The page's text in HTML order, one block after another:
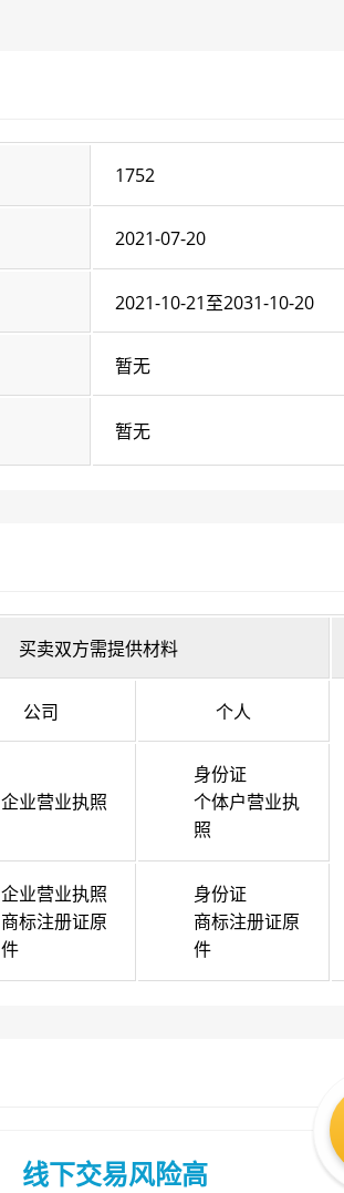
1752
2021-07-20
2021-10-21至2031-10-20
暂无
暂无
买卖双方需提供材料
公司 个人
企业营业执照
身份证
个体户营业执
照
企业营业执照
商标注册证原
件
身份证
商标注册证原
件
线下交易风险高